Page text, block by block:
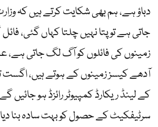
دباؤ ہے، ہم بھی شکایت کرتے ہیں کہ
جاتی ہے تو پتا نہیں چلتا کہاں گئی،
زمینوں کی فائلوں کو آگ لگ جاتی ہے،
آدھے کیسز زمینوں کے ہوتے ہیں، اگست
کے لینڈ ریکارڈ کمپیوٹر رائزڈ ہو جائیں
سرٹیفکیٹ کے حصول کو بہت سادہ بنا